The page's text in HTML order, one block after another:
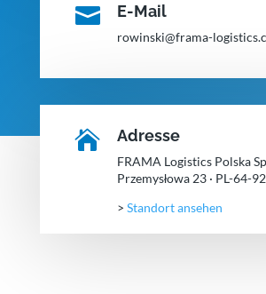
 E-Mail
rowinski@frama-
 Adresse
FRAMA Logistics Polska
Przemysłowa 23 · PL-64-
> Standort ansehen